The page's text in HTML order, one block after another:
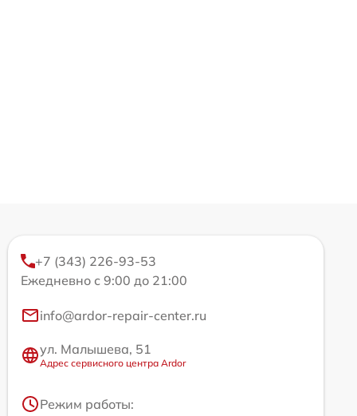
+7 (343) 226-93-53
Ежедневно с 9:00 до 21:00
info@ardor-repair-center.ru
ул. Малышева, 51
Адрес сервисного центра Ardor
Режим работы: